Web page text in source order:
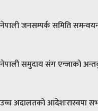
नेपाली जनसम्पर्क समिति
नेपाली समुदाय संग एन्जाको
उच्च अदालतको आदेशःरास्वपा